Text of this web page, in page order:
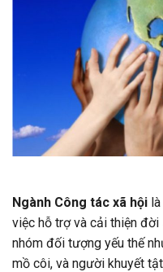
Ngành Công tác xã hội
việc hỗ trợ và cải thiện
nhóm đối tượng yếu thế
mồ côi, và người khuyết